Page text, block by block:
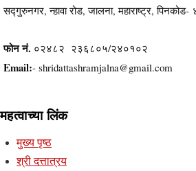
सद्गुरुनगर, न्हावा रोड, जालना, महाराष्ट्र,
फोन नं. ०२४८२ २३६८०५/२४०१०२
Email:- shridattashramjalna@gmail.com
महत्वाच्या लिंक
मुख्य पृष्ठ
श्री दत्तात्रय